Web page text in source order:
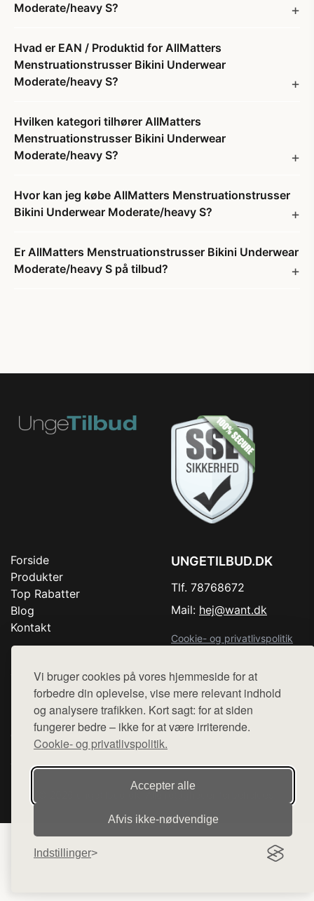
Vi bruger cookies på vores hjemmeside for at
forbedre din oplevelse, vise mere relevant indhold
og analysere trafikken. Kort sagt: for at siden
fungerer bedre – ikke for at være irriterende.
Cookie- og privatlivspolitik.
Accepter alle
Afvis ikke‑nødvendige
Indstillinger
Moderate/heavy S?
Hvad er EAN / Produktid for AllMatters
Menstruationstrusser Bikini Underwear
Moderate/heavy S?
Hvilken kategori tilhører AllMatters
Menstruationstrusser Bikini Underwear
Moderate/heavy S?
Hvor kan jeg købe AllMatters Menstruationstrusser
Bikini Underwear Moderate/heavy S?
Er AllMatters Menstruationstrusser Bikini Underwear
Moderate/heavy S på tilbud?
Forside
Produkter
Top Rabatter
Blog
Kontakt
UNGETILBUD.DK
Tlf. 78768672
Mail: hej@want.dk
Cookie- og privatlivspolitik
Denne side er en del af want.dk, der udgiver en række
hjemmesider med præsentation af forskellige produkter fra
diverse webshops. Der sælges ikke varer fra denne side - vi
henviser til de shops, som sælger varen. Vi har heller ikke
varerne på lager.
© 2026 ungetilbud.dk. Alle rettigheder forbeholdes.